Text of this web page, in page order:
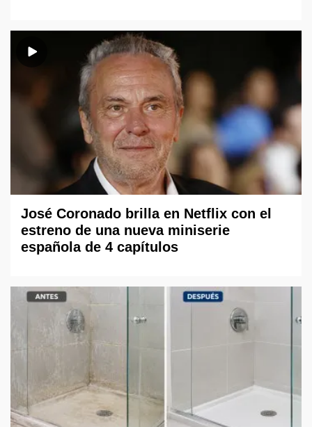
José Coronado brilla en Netflix con el
estreno de una nueva miniserie
española de 4 capítulos